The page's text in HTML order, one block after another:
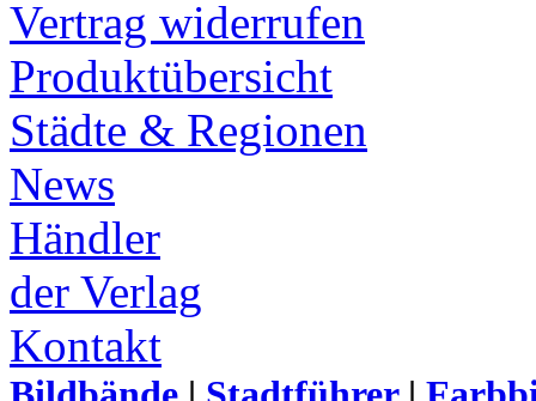
Vertrag widerrufen
Produktübersicht
Städte & Regionen
News
Händler
der Verlag
Kontakt